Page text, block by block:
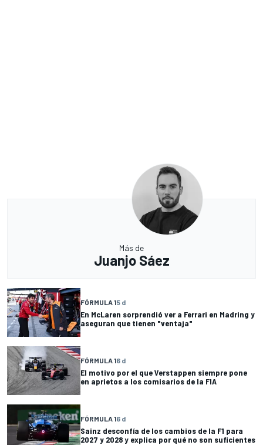
Más de
Juanjo Sáez
FÓRMULA 15 d
En McLaren sorprendió ver a Ferrari en Madring y
aseguran que tienen "ventaja"
FÓRMULA 16 d
El motivo por el que Verstappen siempre pone
en aprietos a los comisarios de la FIA
FÓRMULA 16 d
Sainz desconfía de los cambios de la F1 para
2027 y 2028 y explica por qué no son suficientes